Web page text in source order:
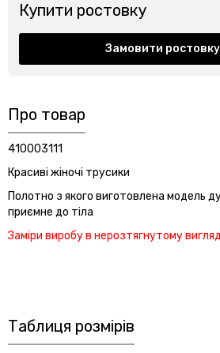
Купити ростовку
Замовити ростовку
Про товар
410003111
Красиві жіночі трусики
Полотно з якого виготовлена ​​модель
приємне до тіла
Заміри виробу в нерозтягнутому
Таблиця розмірів